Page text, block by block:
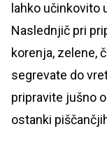
lahko učinkovito
Naslednjič pri
korenja, zelene,
segrevate do
pripravite jušno
ostanki